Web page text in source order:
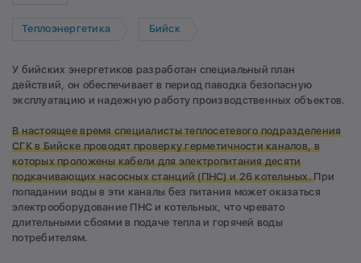
Теплоэнергетика Бийск
У бийских энергетиков разработан специальный план
действий, он обеспечивает в период паводка безопасную
эксплуатацию и надежную работу производственных объектов.
В настоящее время специалисты теплосетевого подразделения
СГК в Бийске проводят проверку герметичности каналов, в
которых проложены кабели для электропитания десяти
подкачивающих насосных станций (ПНС) и 26 котельных.При
попадании воды в эти каналы без питания может оказаться
электрооборудование ПНС и котельных, что чревато
длительными сбоями в подаче тепла и горячей воды
потребителям.